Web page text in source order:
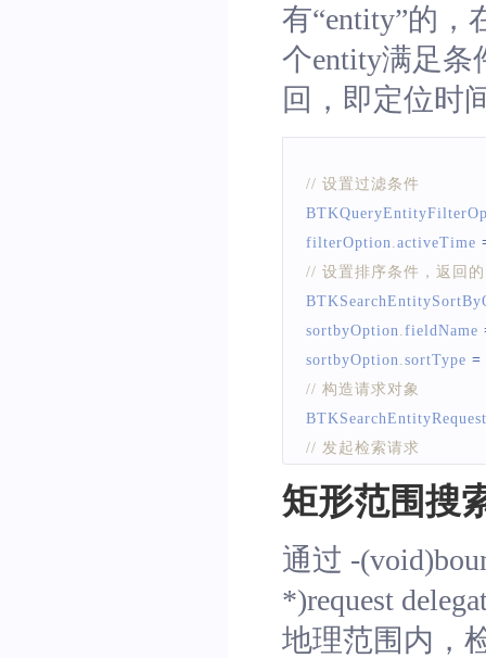
有“entity”的
个entity满足条
回，即定位时
// 设置过滤条件
filterOption activeTime
// 设置排序条件，返回
sortbyOption fieldName
sortbyOption sortType =
// 构造请求对象
BTKSearchEntityRequest
// 发起检索请求
矩形范围搜
通过 -
*)request
地理范围内，